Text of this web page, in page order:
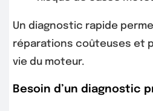
Un diagnostic rapide
réparations coûteuses et
vie du moteur.
Besoin d’un diagnostic